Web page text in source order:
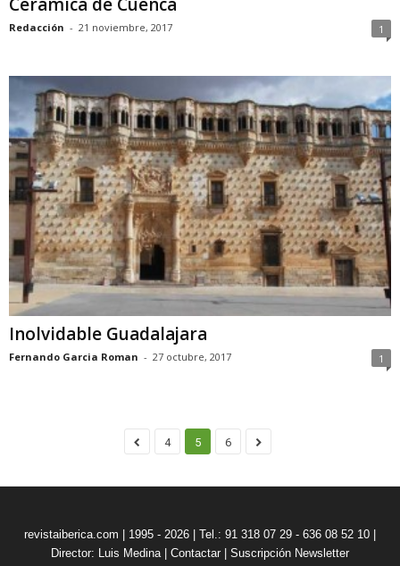
Cerámica de Cuenca
Redacción - 21 noviembre, 2017 1
Inolvidable Guadalajara
Fernando Garcia Roman - 27 octubre, 2017 1
4 5 6
revistaiberica.com | 1995 - 2026 | Tel.: 91 318 07 29 - 636 08 52 10 |
Director: Luis Medina | Contactar | Suscripción Newsletter